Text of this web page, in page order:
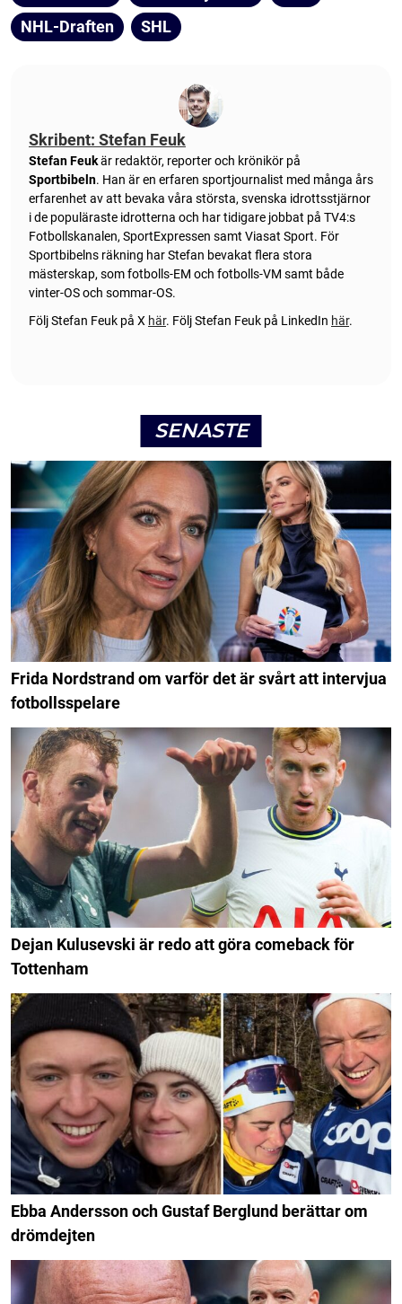
NHL-Draften
SHL
Skribent: Stefan Feuk
Stefan Feukär redaktör, reporter och krönikör på
Sportbibeln. Han är en erfaren sportjournalist med många års
erfarenhet av att bevaka våra största, svenska idrottsstjärnor
i de populäraste idrotterna och har tidigare jobbat på TV4:s
Fotbollskanalen, SportExpressen samt Viasat Sport. För
Sportbibelns räkning har Stefan bevakat flera stora
mästerskap, som fotbolls-EM och fotbolls-VM samt både
vinter-OS och sommar-OS.
Följ Stefan Feuk på X här. Följ Stefan Feuk på LinkedIn här.
SENASTE
Frida Nordstrand om varför det är svårt att intervjua
fotbollsspelare
Dejan Kulusevski är redo att göra comeback för
Tottenham
Ebba Andersson och Gustaf Berglund berättar om
drömdejten